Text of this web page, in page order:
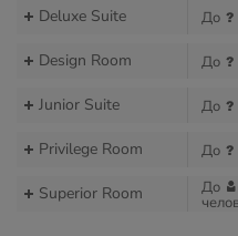
Deluxe Suite До
Design Room До
Junior Suite До
Privilege Room До
Superior Room До